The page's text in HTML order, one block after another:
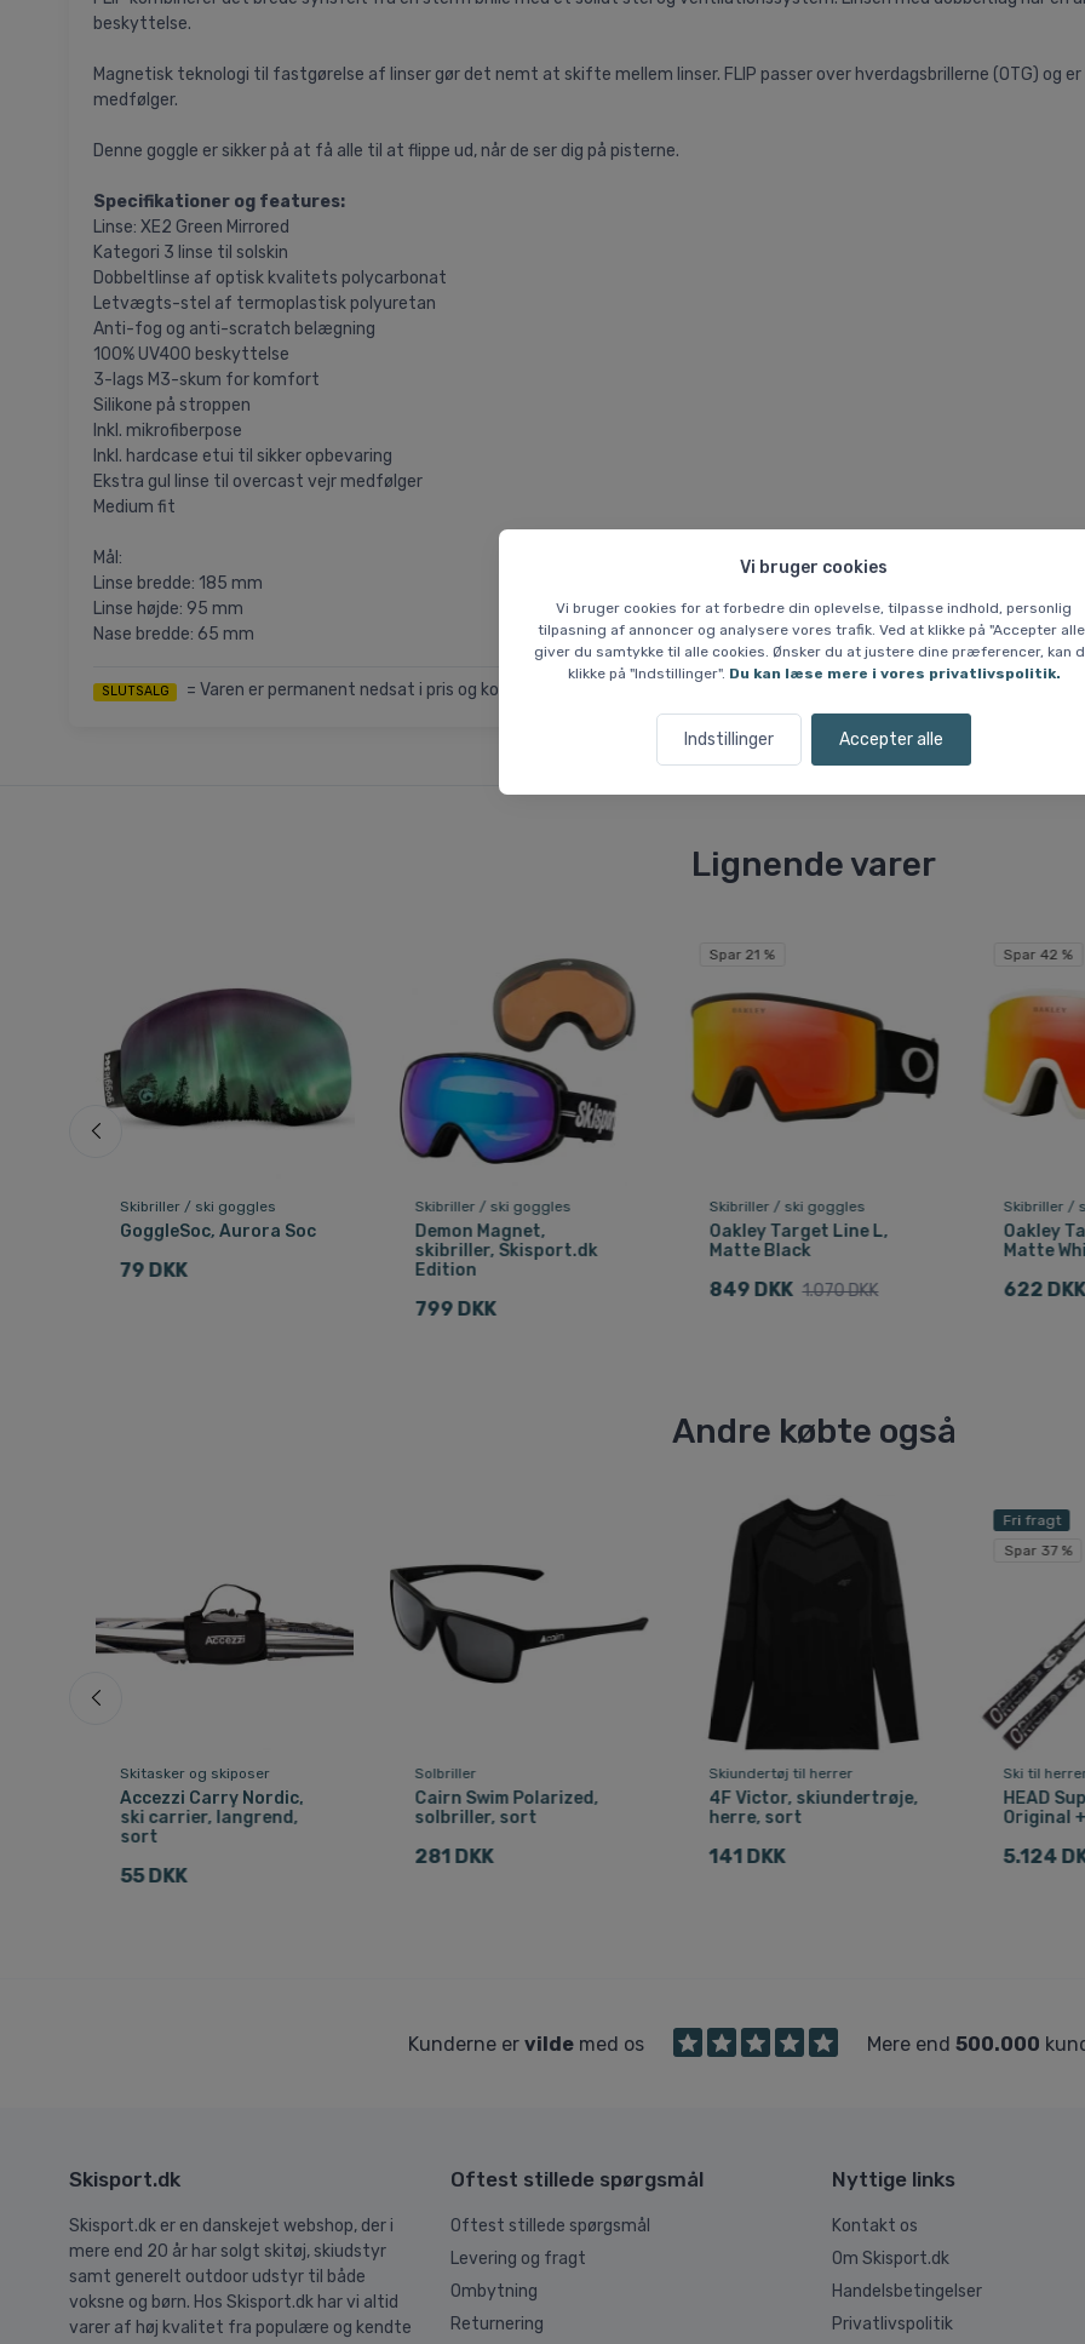
Vi bruger cookies
Vi bruger cookies for at forbedre din oplevelse, tilpasse indhold, personlig
tilpasning af annoncer og analysere vores trafik. Ved at klikke på "Accepter
giver du samtykke til alle cookies. Ønsker du at justere dine præferencer, kan
klikke på "Indstillinger". Du kan læse mere i vores privatlivspolitik.
Indstillinger Accepter alle
beskyttelse.
Magnetisk teknologi til fastgørelse af linser gør det nemt at skifte mellem linser. FLIP passer over hverdagsbrillerne (OTG) og
medfølger.
Denne goggle er sikker på at få alle til at flippe ud, når de ser dig på pisterne.
Specifikationer og features:
Linse: XE2 Green Mirrored
Kategori 3 linse til solskin
Dobbeltlinse af optisk kvalitets polycarbonat
Letvægts-stel af termoplastisk polyuretan
Anti-fog og anti-scratch belægning
100% UV400 beskyttelse
3-lags M3-skum for komfort
Silikone på stroppen
Inkl. mikrofiberpose
Inkl. hardcase etui til sikker opbevaring
Ekstra gul linse til overcast vejr medfølger
Medium fit
Mål:
Linse bredde: 185 mm
Linse højde: 95 mm
Nase bredde: 65 mm
SLUTSALG = Varen er permanent nedsat i pris og kommer ikke tilbage, når nuværende lager er solgt. Utilgængelige størrelser
Lignende varer
Skibriller / ski goggles
GoggleSoc, Aurora Soc
79 DKK
Skibriller / ski goggles
Demon Magnet,
skibriller, Skisport.dk
Edition
799 DKK
Spar 21 %
Skibriller / ski goggles
Oakley Target Line L,
Matte Black
849 DKK 1.070 DKK
Spar 42 %
Skibriller /
Oakley
Matte
622 DKK
Andre købte også
Skitasker og skiposer
Accezzi Carry Nordic,
ski carrier, langrend,
sort
55 DKK
Solbriller
Cairn Swim Polarized,
solbriller, sort
281 DKK
Skiundertøj til herrer
4F Victor, skiundertrøje,
herre, sort
141 DKK
Fri fragt
Spar 37 %
Ski til
HEAD
Original +
5.124
Kunderne er vildemed os Mere end 500.000
Skisport.dk
Skisport.dk er en danskejet webshop, der i
mere end 20 år har solgt skitøj, skiudstyr
samt generelt outdoor udstyr til både
voksne og børn. Hos Skisport.dk har vi altid
varer af høj kvalitet fra populære og kendte
Oftest stillede spørgsmål
Oftest stillede spørgsmål
Levering og fragt
Ombytning
Returnering
Nyttige links
Kontakt os
Om Skisport.dk
Handelsbetingelser
Privatlivspolitik